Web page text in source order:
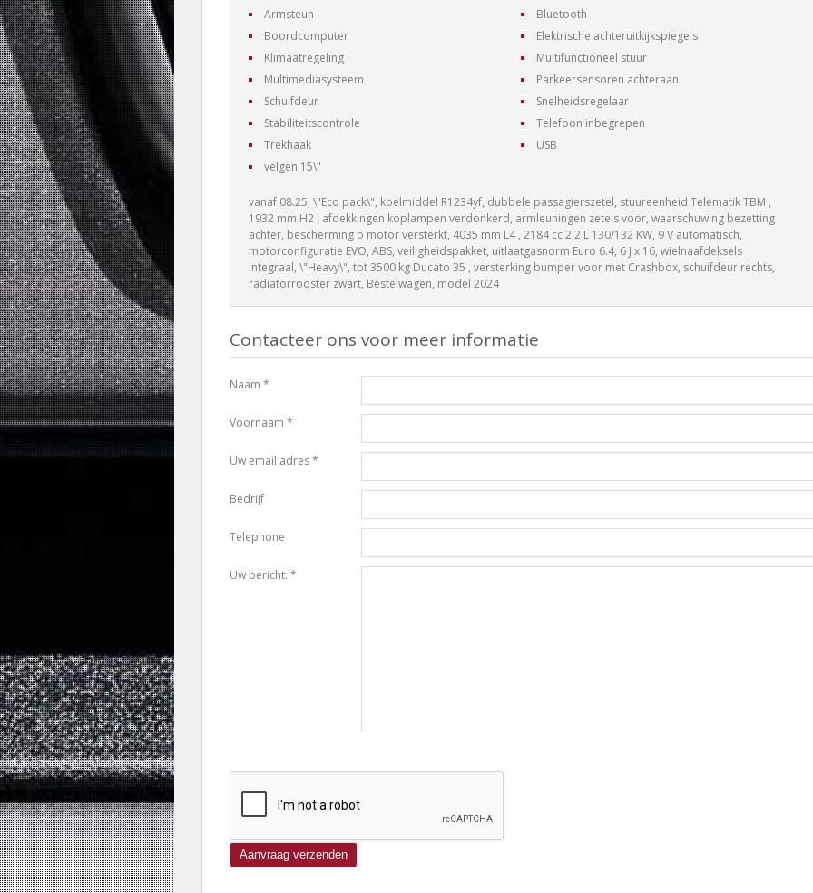
Armsteun
Boordcomputer
Klimaatregeling
Multimediasysteem
Schuifdeur
Stabiliteitscontrole
Trekhaak
velgen 15\"
Bluetooth
Elektrische achteruitkijkspiegels
Multifunctioneel stuur
Parkeersensoren achteraan
Snelheidsregelaar
Telefoon inbegrepen
USB
vanaf 08.25, \"Eco pack\", koelmiddel R1234yf, dubbele passagierszetel, stuureenheid Telematik TBM ,
1932 mm H2 , afdekkingen koplampen verdonkerd, armleuningen zetels voor, waarschuwing bezetting
achter, bescherming o motor versterkt, 4035 mm L4 , 2184 cc 2,2 L 130/132 KW, 9 V automatisch,
motorconfiguratie EVO, ABS, veiligheidspakket, uitlaatgasnorm Euro 6.4, 6 J x 16, wielnaafdeksels
integraal, \"Heavy\", tot 3500 kg Ducato 35 , versterking bumper voor met Crashbox, schuifdeur rechts,
radiatorrooster zwart, Bestelwagen, model 2024
Contacteer ons voor meer informatie
Naam *
Voornaam *
Uw email adres *
Bedrijf
Telephone
Uw bericht: *